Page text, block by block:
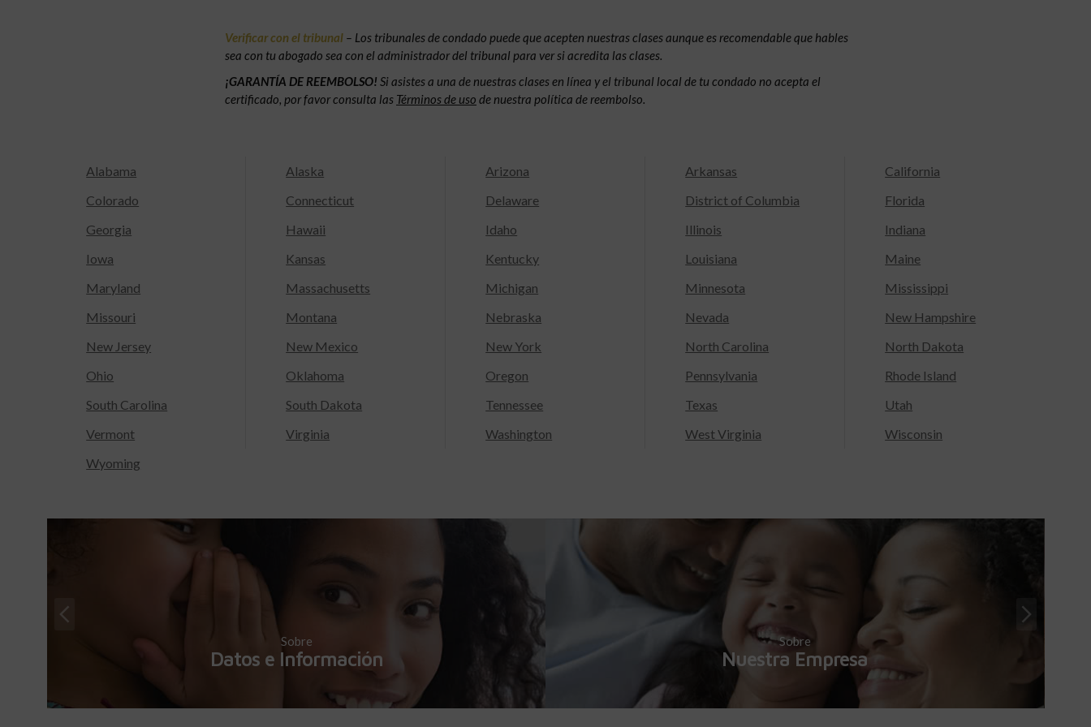
Verificar con el tribunal – Los tribunales de condado puede que acepten nuestras clases aunque es recomendable que hables
sea con tu abogado sea con el administrador del tribunal para ver si acredita las clases.
¡GARANTÍA DE REEMBOLSO! Si asistes a una de nuestras clases en línea y el tribunal local de tu condado no acepta el
certificado, por favor consulta las Términos de uso de nuestra política de reembolso.
Alabama Alaska Arizona Arkansas
California
Colorado
Connecticut Delaware District of Columbia
Florida
Georgia
Hawaii Idaho Illinois
Indiana
Iowa
Kansas Kentucky Louisiana
Maine
Maryland
Massachusetts Michigan Minnesota
Mississippi
Missouri
Montana Nebraska Nevada
New Hampshire
New Jersey
New Mexico New York North Carolina
North Dakota
Ohio
Oklahoma Oregon Pennsylvania
Rhode Island
South Carolina
South Dakota Tennessee Texas
Utah
Vermont
Virginia Washington West Virginia
Wisconsin
Wyoming
Sobre
Datos e Información
Sobre
Nuestra Empresa